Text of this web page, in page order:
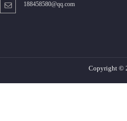
188458580@qq.com
Copyright ©